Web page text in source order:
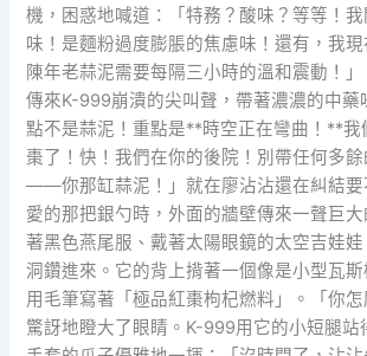
機，困惑地喊道：「特務？酸味？等等！
味！是麵粉過度膨脹的焦慮味！還有，我
陳年老蒜泥需要每隔三小時的溫和震動！
傳來K-999崩潰的尖叫聲，帶著濃濃的中藥
點不是蒜泥！重點是**時空正在彎曲！**我
棗了！快！我們在你的後院！別帶任何多
——你那缸蒜泥！」就在廖沾沾還在糾結要
愛的那把銀勺時，外面的牆壁傳來一聲巨
著黑色燕尾服、戴著太陽眼鏡的太空吉娃
洞鑽進來。它的背上揹著一個像是小型瓦
用毛筆寫著「極品紅棗枸杞燃料」。「你
驚訝地瞪大了眼睛。K-999用它的小短腿站